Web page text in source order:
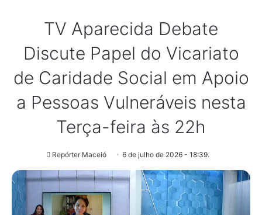
TV Aparecida Debate
Discute Papel do Vicariato
de Caridade Social em Apoio
a Pessoas Vulneráveis nesta
Terça-feira às 22h
Repórter Maceió 6 de julho de 2026 - 18:39.